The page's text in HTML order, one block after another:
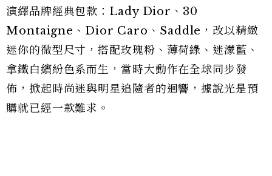
演繹品牌經典包款：Lady Dior、30
Montaigne、Dior Caro、Saddle，改以精緻
迷你的微型尺寸，搭配玫瑰粉、薄荷綠、迷濛藍、
拿鐵白繽紛色系而生，當時大動作在全球同步發
佈，掀起時尚迷與明星追隨者的迴響，據說光是預
購就已經一款難求。